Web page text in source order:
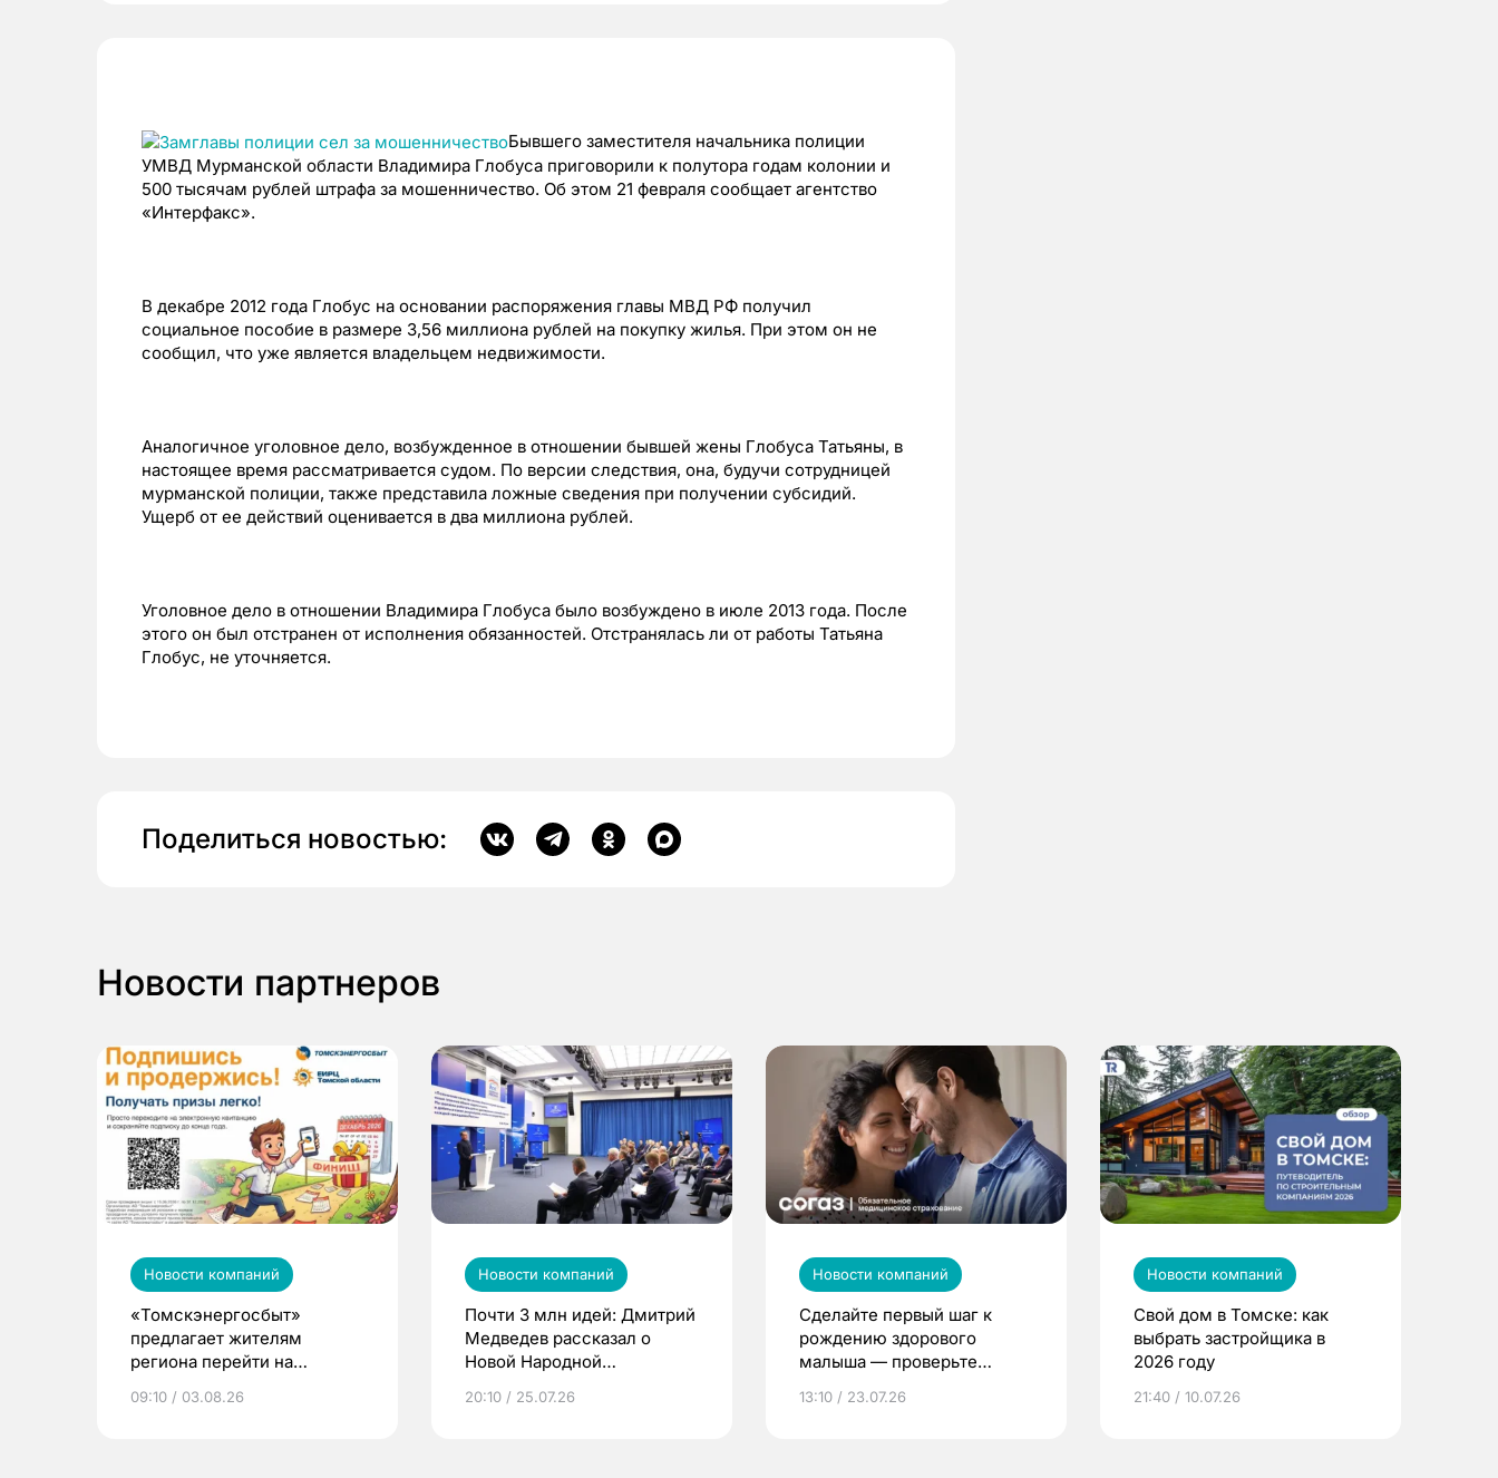
Бывшего заместителя начальника полиции
УМВД Мурманской области Владимира Глобуса приговорили к полутора годам колонии и
500 тысячам рублей штрафа за мошенничество. Об этом 21 февраля сообщает агентство
«Интерфакс».
В декабре 2012 года Глобус на основании распоряжения главы МВД РФ получил
социальное пособие в размере 3,56 миллиона рублей на покупку жилья. При этом он не
сообщил, что уже является владельцем недвижимости.
Аналогичное уголовное дело, возбужденное в отношении бывшей жены Глобуса Татьяны, в
настоящее время рассматривается судом. По версии следствия, она, будучи сотрудницей
мурманской полиции, также представила ложные сведения при получении субсидий.
Ущерб от ее действий оценивается в два миллиона рублей.
Уголовное дело в отношении Владимира Глобуса было возбуждено в июле 2013 года. После
этого он был отстранен от исполнения обязанностей. Отстранялась ли от работы Татьяна
Глобус, не уточняется.
Поделиться новостью:
Новости партнеров
Новости компаний
«Томскэнергосбыт»
предлагает жителям
региона перейти на
выиграть призы
09:10 / 03.08.26
Новости компаний
Почти 3 млн идей: Дмитрий
Медведев рассказал о
Новой Народной
20:10 / 25.07.26
Новости компаний
Сделайте первый шаг к
рождению здорового
малыша — проверьте
по ОМС!
13:10 / 23.07.26
Новости компаний
Свой дом в Томске: как
выбрать застройщика в
2026 году
21:40 / 10.07.26